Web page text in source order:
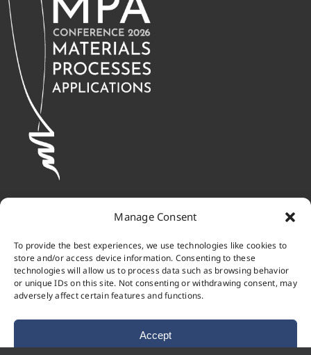
Manage Consent
To provide the best experiences, we use technologies like cookies to
store and/or access device information. Consenting to these
technologies will allow us to process data such as browsing behavior
or unique IDs on this site. Not consenting or withdrawing consent, may
adversely affect certain features and functions.
Accept